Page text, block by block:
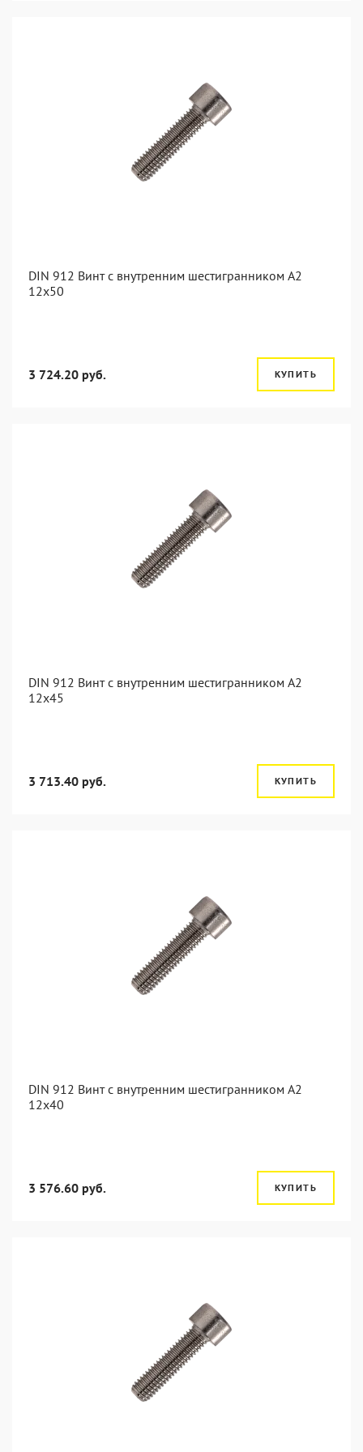
DIN 912 Винт с внутренним шестигранником А2
12х50
3 724.20 руб. КУПИТЬ
DIN 912 Винт с внутренним шестигранником А2
12х45
3 713.40 руб. КУПИТЬ
DIN 912 Винт с внутренним шестигранником А2
12х40
3 576.60 руб. КУПИТЬ